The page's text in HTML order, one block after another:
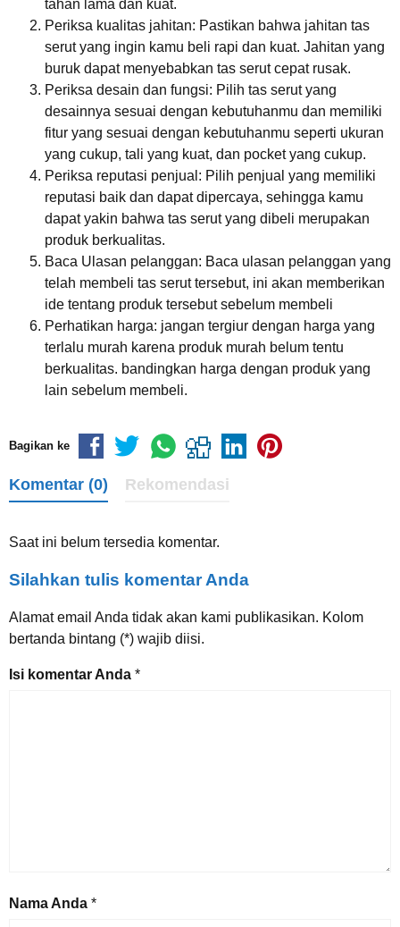
tahan lama dan kuat.
Periksa kualitas jahitan: Pastikan bahwa jahitan tas
serut yang ingin kamu beli rapi dan kuat. Jahitan yang
buruk dapat menyebabkan tas serut cepat rusak.
Periksa desain dan fungsi: Pilih tas serut yang
desainnya sesuai dengan kebutuhanmu dan memiliki
fitur yang sesuai dengan kebutuhanmu seperti ukuran
yang cukup, tali yang kuat, dan pocket yang cukup.
Periksa reputasi penjual: Pilih penjual yang memiliki
reputasi baik dan dapat dipercaya, sehingga kamu
dapat yakin bahwa tas serut yang dibeli merupakan
produk berkualitas.
Baca Ulasan pelanggan: Baca ulasan pelanggan yang
telah membeli tas serut tersebut, ini akan memberikan
ide tentang produk tersebut sebelum membeli
Perhatikan harga: jangan tergiur dengan harga yang
terlalu murah karena produk murah belum tentu
berkualitas. bandingkan harga dengan produk yang
lain sebelum membeli.
Bagikan ke
Komentar (0) Rekomendasi
Saat ini belum tersedia komentar.
Silahkan tulis komentar Anda
Alamat email Anda tidak akan kami publikasikan. Kolom
bertanda bintang (*) wajib diisi.
Isi komentar Anda *
Nama Anda *